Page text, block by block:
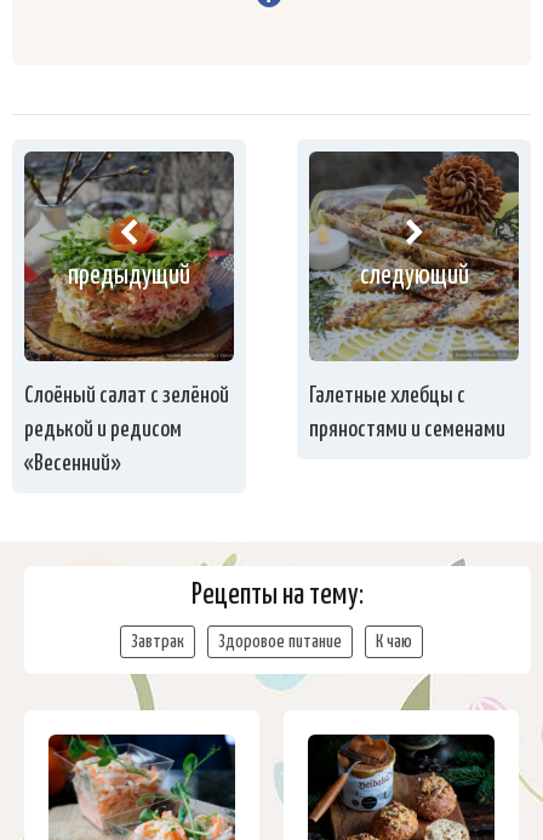
предыдущий
Слоёный салат с зелёной
редькой и редисом
«Весенний»
следующий
Галетные хлебцы с
пряностями и семенами
Рецепты на тему:
Завтрак Здоровое питание К чаю